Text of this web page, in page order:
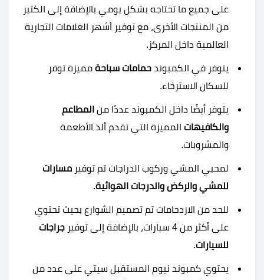
على جميع ما تحتاجه بشكل يومي بالإضافة إلى الكثير
من المنتجات الأخرى، مع توفير أشهر العلامات التجارية
العالمية داخل المركز.
يتوفر في الكمبوند حمامات سباحة مميزة توفر
للسكان الاسترخاء.
يتوفر أيضًا داخل الكمبوند عددًا من المطاعم
والكافيهات المميزة التي تقدم ألذ الأطعمة
والمشروبات.
لمحبي المشي وركوب الدراجات تم توفير مسارات
للمشي والركض والدرجات الهوائية.
للحد من الازدحامات تم تصميم الشوارع بحيث تحتوي
على أكثر من 4 سيارات، بالإضافة إلى توفير
جراجات
للسيارات.
يحتوي كمبوند نيوم المستقبل سيتي على عدد من